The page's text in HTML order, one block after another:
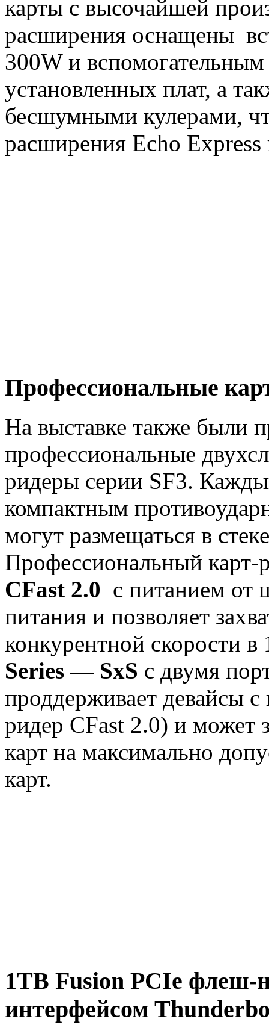
карты с высочайшей
расширения оснащены
300W и
установленных плат, а
бесшумными кулерами,
расширения Echo
Профессиональные
На выставке также были
профессиональные
ридеры серии SF3.
компактным
могут размещаться в
Профессиональный
CFast 2.0 с питанием от
питания и позволяет
конкурентной скорости
Series — SxS с двумя
проддерживает девайсы
ридер CFast 2.0) и может
карт на максимально
карт.
1TB Fusion PCIe флеш-
интерфейсом